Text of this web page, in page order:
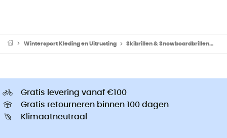
Wintersport Kleding en Uitrusting Skibrillen & Snowboardbrillen
Gratis levering vanaf €100
Gratis retourneren binnen 100 dagen
Klimaatneutraal